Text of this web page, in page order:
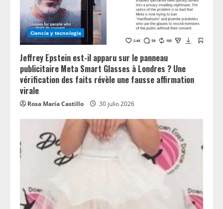
Ciencia y tecnologia
Jeffrey Epstein est-il apparu sur le panneau
publicitaire Meta Smart Glasses à Londres ? Une
vérification des faits révèle une fausse affirmation
virale
Rosa María Castillo 30 julio 2026